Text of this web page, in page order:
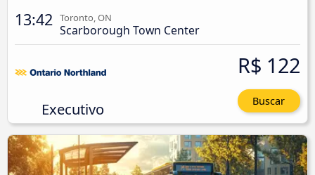
13:42 Toronto, ON
Scarborough Town Center
Executivo
R$ 122
Buscar